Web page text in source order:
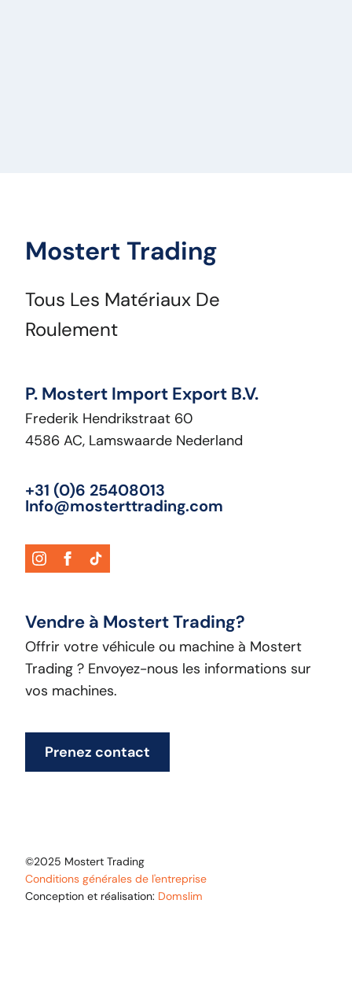
Mostert Trading
Tous Les Matériaux De
Roulement
P. Mostert Import Export B.V.
Frederik Hendrikstraat 60
4586 AC, Lamswaarde Nederland
+31 (0)6 25408013
Info@mosterttrading.com
Vendre à Mostert Trading?
Offrir votre véhicule ou machine à Mostert
Trading ? Envoyez-nous les informations sur
vos machines.
Prenez contact
©2025 Mostert Trading
Conditions générales de l'entreprise
Conception et réalisation: Domslim